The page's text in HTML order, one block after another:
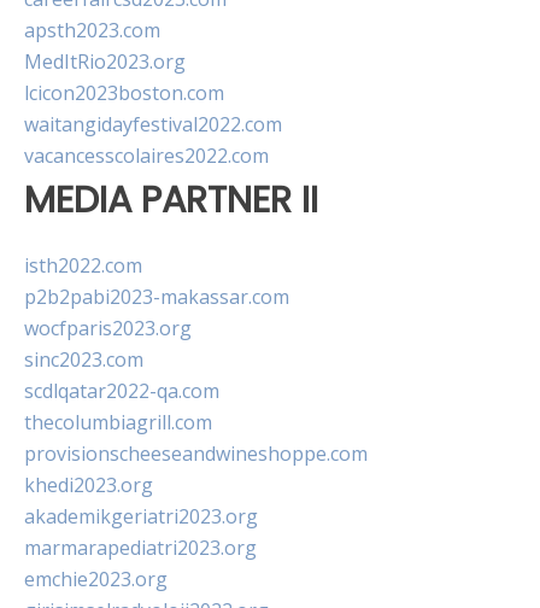
apsth2023.com
MedItRio2023.org
lcicon2023boston.com
waitangidayfestival2022.com
vacancesscolaires2022.com
MEDIA PARTNER II
isth2022.com
p2b2pabi2023-makassar.com
wocfparis2023.org
sinc2023.com
scdlqatar2022-qa.com
thecolumbiagrill.com
provisionscheeseandwineshoppe.com
khedi2023.org
akademikgeriatri2023.org
marmarapediatri2023.org
emchie2023.org